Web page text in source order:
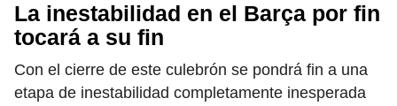
La inestabilidad en el Barça por fin
tocará a su fin
Con el cierre de este culebrón se pondrá fin a una
etapa de inestabilidad completamente inesperada